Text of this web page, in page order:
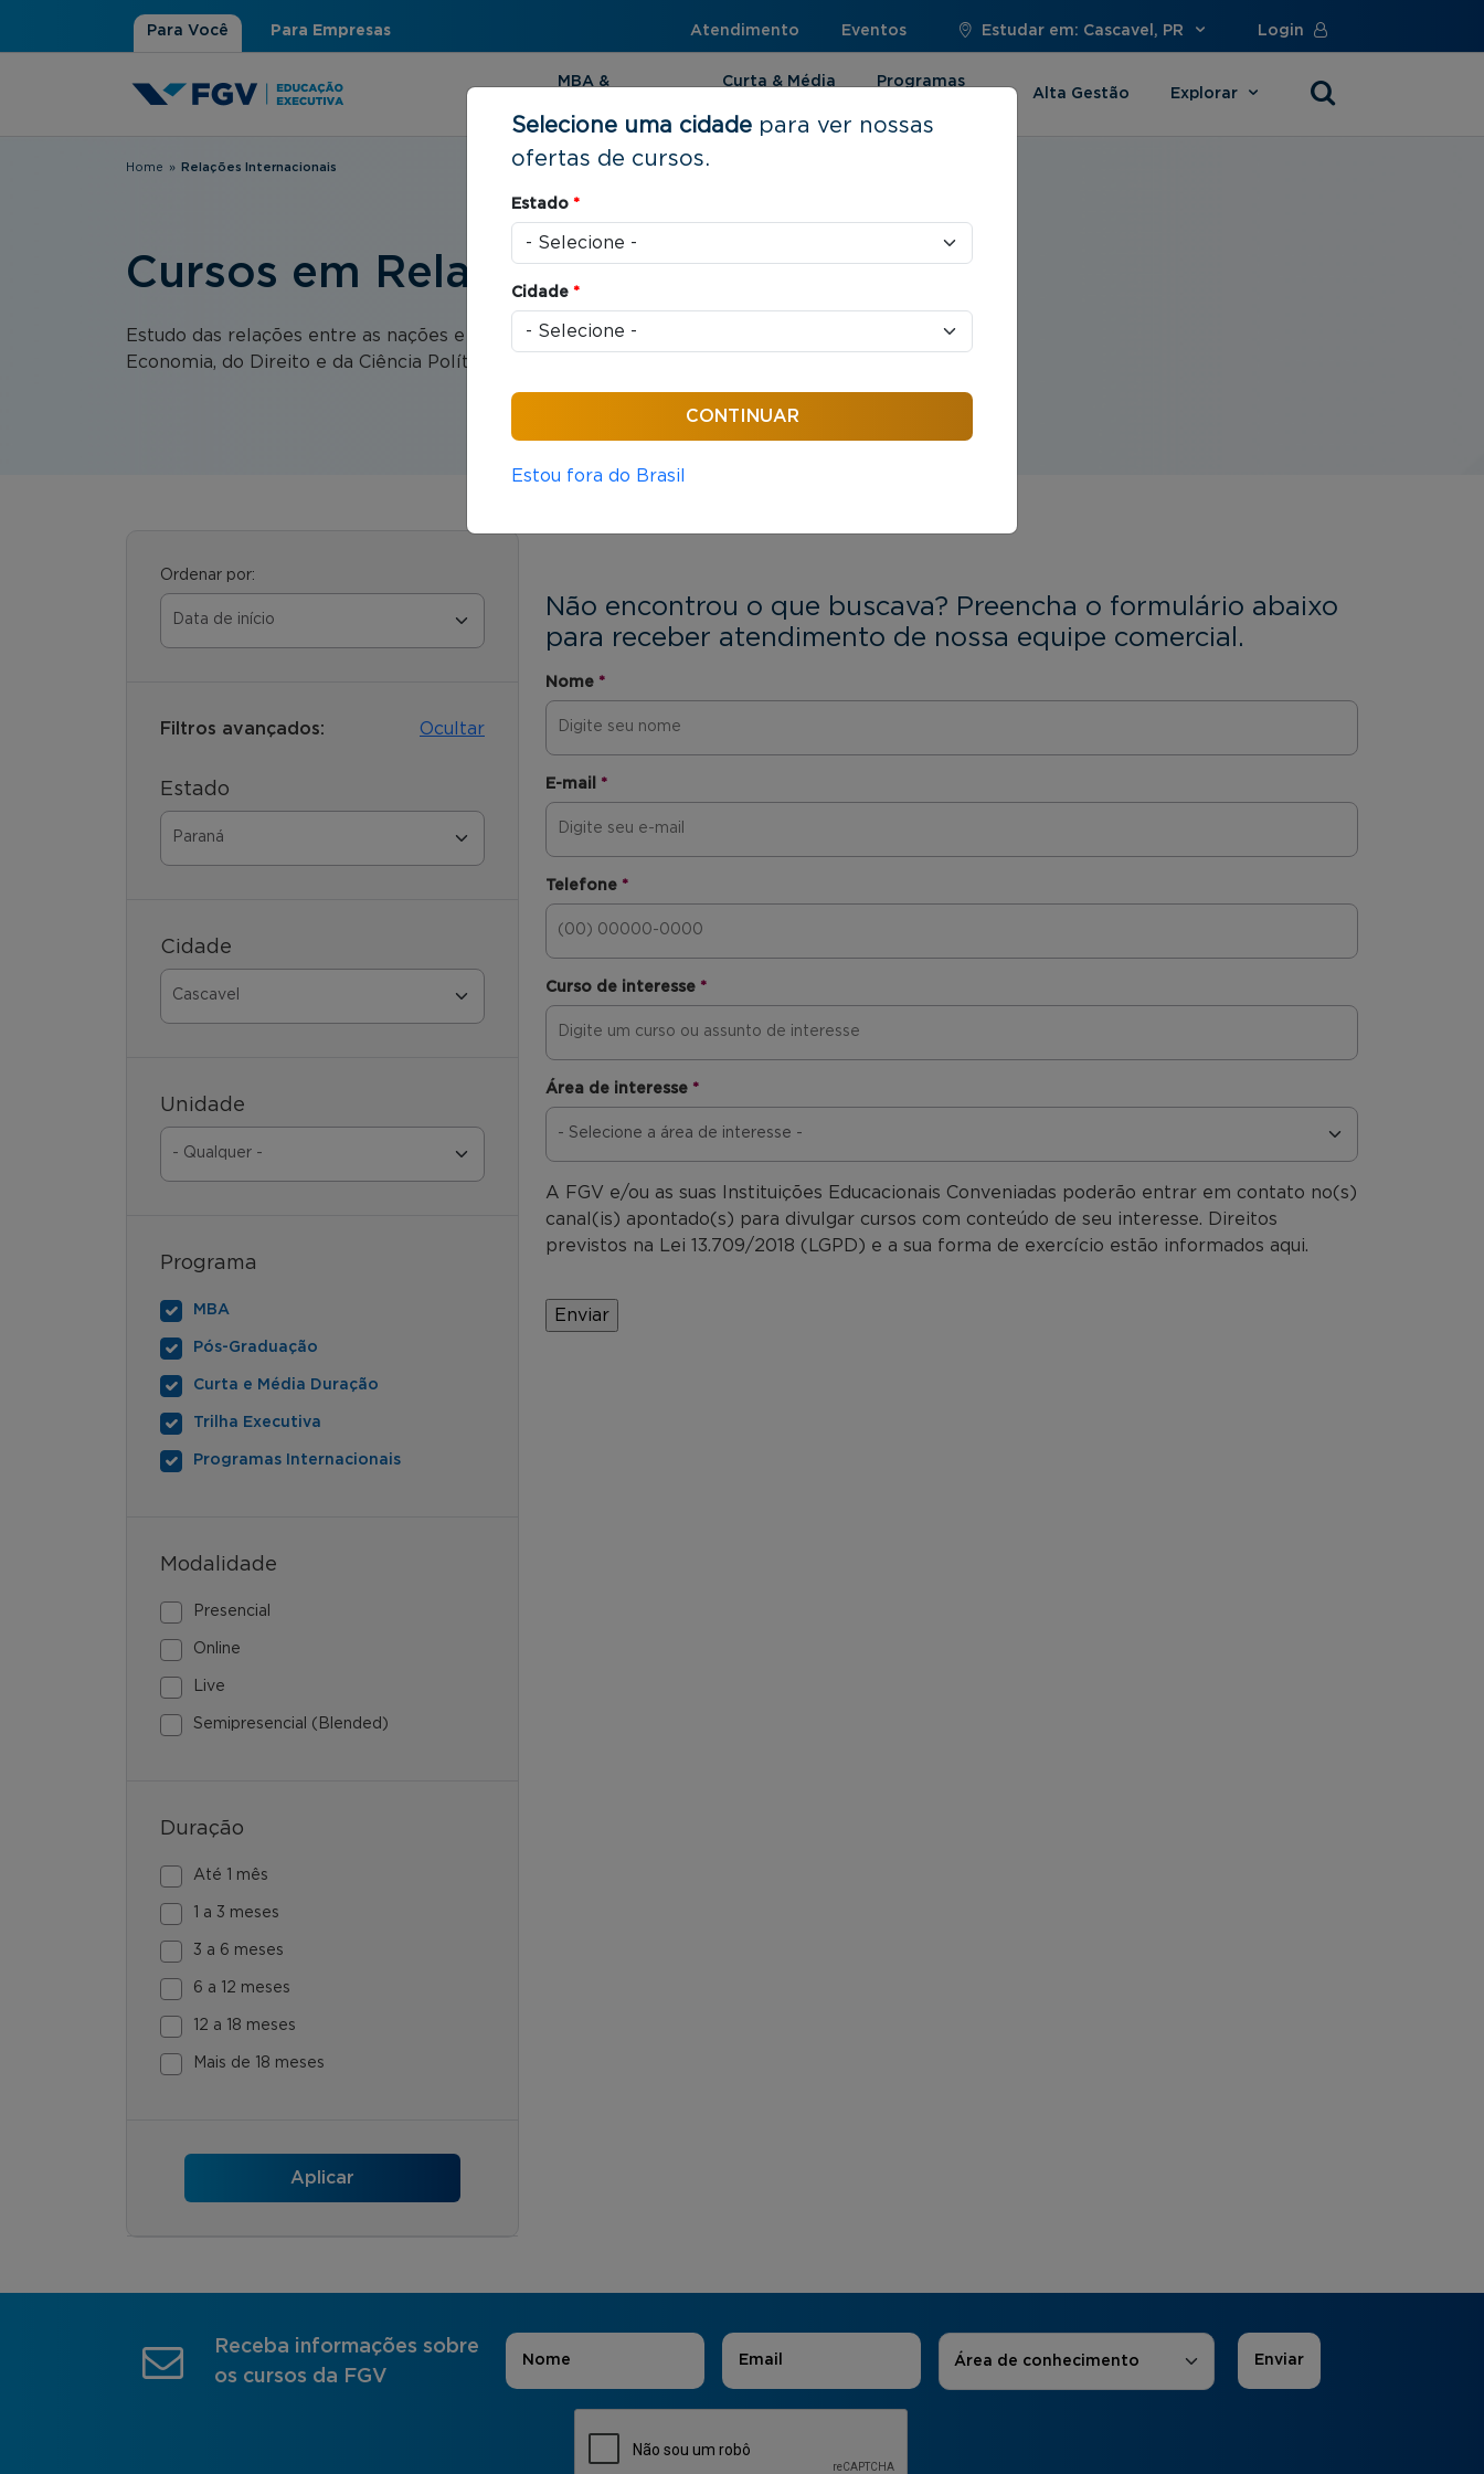
Para Você Para Empresas Atendimento Eventos Estudar em: Cascavel, PR Login
MBA &
Curta & Média
Programas
Alta Gestão Explorar
Você está aqui
Home » Relações Internacionais
Cursos em Relações Internacionais
Estudo das relações entre as nações e as dinâmicas globais sob o ponto de vista da
Economia, do Direito e da Ciência Política.
Ordenar por:
Filtros avançados: Ocultar
Estado
Cidade
Unidade
Programa
MBA
Pós-Graduação
Curta e Média Duração
Trilha Executiva
Programas Internacionais
Modalidade
Presencial
Online
Live
Semipresencial (Blended)
Duração
Até 1 mês
1 a 3 meses
3 a 6 meses
6 a 12 meses
12 a 18 meses
Mais de 18 meses
Não encontrou o que buscava? Preencha o formulário abaixo
para receber atendimento de nossa equipe comercial.
Nome *
E-mail *
Telefone *
Curso de interesse *
Área de interesse *
A FGV e/ou as suas Instituições Educacionais Conveniadas poderão entrar em contato no(s)
canal(is) apontado(s) para divulgar cursos com conteúdo de seu interesse. Direitos
previstos na Lei 13.709/2018 (LGPD) e a sua forma de exercício estão informados aqui.
Receba informações sobre
os cursos da FGV
Nome E-mail Áreas de Interesse
Área de conhecimento
Selecione uma cidade para ver nossas
ofertas de cursos.
Estado *
Cidade *
Estou fora do Brasil